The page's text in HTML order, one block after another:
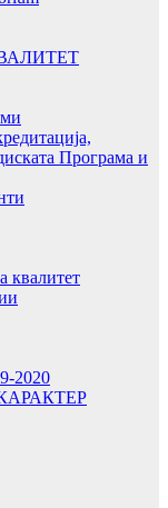
Програма и
квалитет
2020